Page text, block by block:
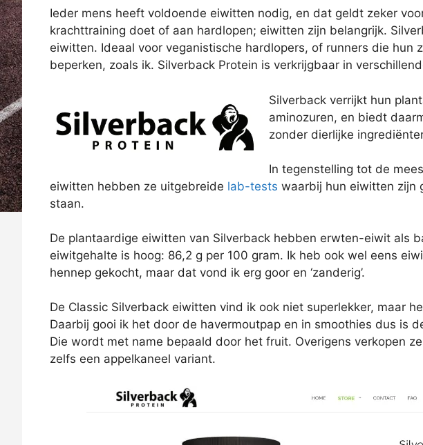
Ieder mens heeft voldoende eiwitten nodig, en dat geldt zeker
krachttraining doet of aan hardlopen; eiwitten zijn belangrijk.
eiwitten. Ideaal voor veganistische hardlopers, of runners die hun
beperken, zoals ik. Silverback Protein is verkrijgbaar in
Silverback verrijkt hun
aminozuren, en biedt
zonder dierlijke
In tegenstelling tot de
eiwitten hebben ze uitgebreide lab-tests waarbij hun eiwitten zijn
staan.
De plantaardige eiwitten van Silverback hebben erwten-eiwit als
eiwitgehalte is hoog: 86,2 g per 100 gram. Ik heb ook wel eens
hennep gekocht, maar dat vond ik erg goor en ‘zanderig’.
De Classic Silverback eiwitten vind ik ook niet superlekker, maar
Daarbij gooi ik het door de havermoutpap en in smoothies dus is
Die wordt met name bepaald door het fruit. Overigens verkopen
zelfs een appelkaneel variant.